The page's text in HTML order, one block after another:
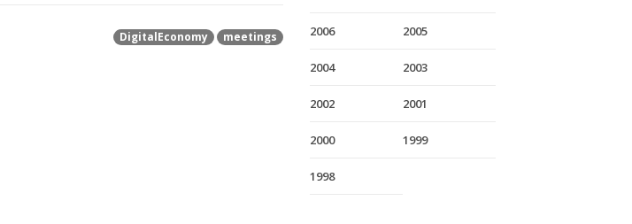
DigitalEconomy meetings 2006 2005
2004 2003
2002 2001
2000 1999
1998